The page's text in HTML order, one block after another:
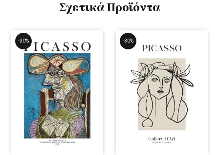
Σχετικά Προϊόντα
-30% -30%